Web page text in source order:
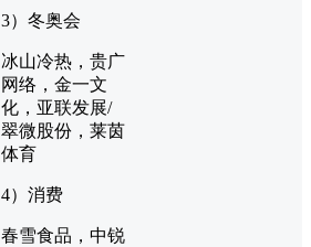
3）冬奥会
冰山冷热，贵广
网络，金一文
化，亚联发展/
翠微股份，莱茵
体育
4）消费
春雪食品，中锐